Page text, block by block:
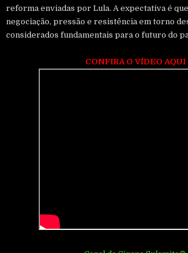
reforma enviadas por Lula. A expectativa é
negociação, pressão e resistência em torno
considerados fundamentais para o futuro do
CONFIRA O VÍDEO AQUI